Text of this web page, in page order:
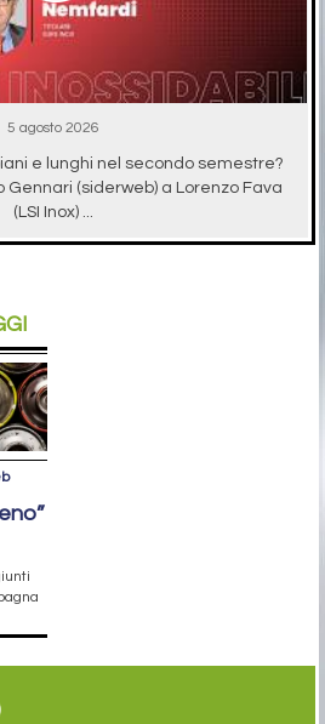
5 agosto 2026
e lunghi nel secondo semestre?
Gennari (siderweb) a Lorenzo Fava
(LSI Inox) ...